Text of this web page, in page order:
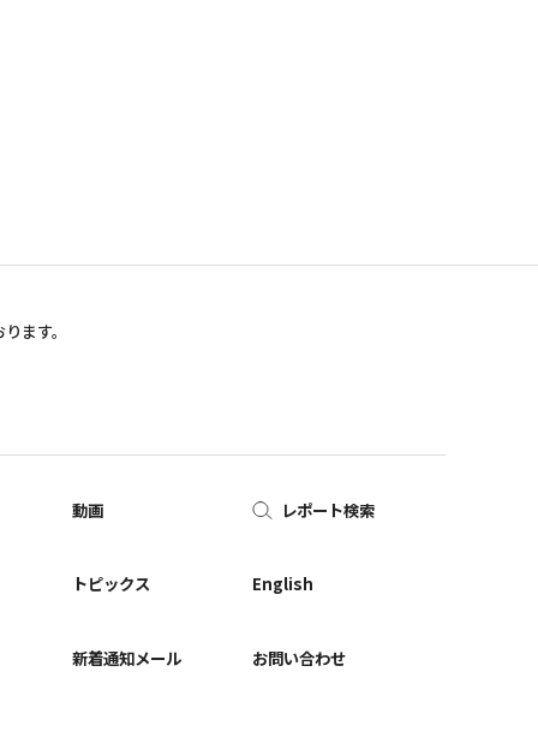
ます。
動画
トピックス
新着通知メール
レポート検索
English
お問い合わせ